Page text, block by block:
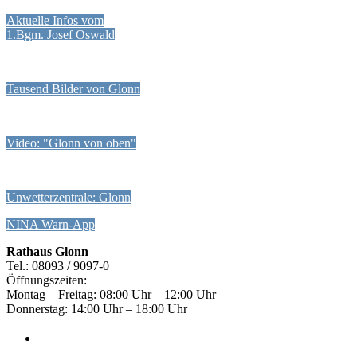
Aktuelle Infos vom
1.Bgm. Josef Oswald
Tausend Bilder von Glonn
Video: "Glonn von oben"
Unwetterzentrale: Glonn
NINA Warn-App
Rathaus Glonn
Tel.: 08093 / 9097-0
Öffnungszeiten:
Montag – Freitag: 08:00 Uhr – 12:00 Uhr
Donnerstag: 14:00 Uhr – 18:00 Uhr